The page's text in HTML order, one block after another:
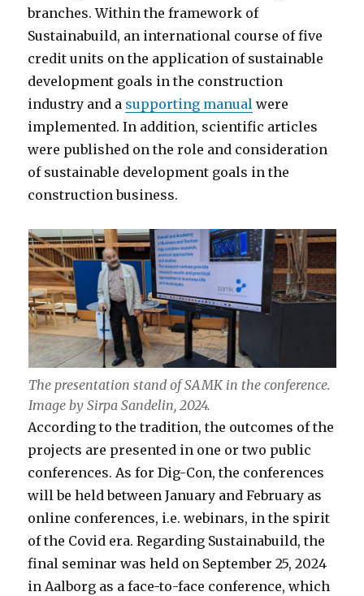
branches. Within the framework of
Sustainabuild, an international course of five
credit units on the application of sustainable
development goals in the construction
industry and a supporting manual were
implemented. In addition, scientific articles
were published on the role and consideration
of sustainable development goals in the
construction business.
The presentation stand of SAMK in the conference.
Image by Sirpa Sandelin, 2024.
According to the tradition, the outcomes of the
projects are presented in one or two public
conferences. As for Dig-Con, the conferences
will be held between January and February as
online conferences, i.e. webinars, in the spirit
of the Covid era. Regarding Sustainabuild, the
final seminar was held on September 25, 2024
in Aalborg as a face-to-face conference, which